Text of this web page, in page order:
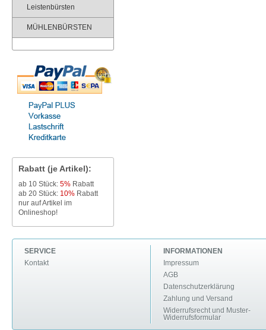
Leistenbürsten
MÜHLENBÜRSTEN
Rabatt (je Artikel):
ab 10 Stück: 5% Rabatt
ab 20 Stück: 10% Rabatt
nur auf Artikel im
Onlineshop!
SERVICE
Kontakt
INFORMATIONEN
Impressum
AGB
Datenschutzerklärung
Zahlung und Versand
Widerrufsrecht und Muster-
Widerrufsformular